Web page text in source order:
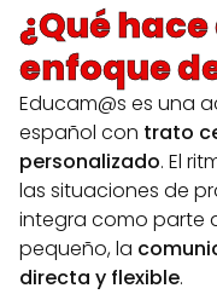
¿Qué
enfoque
Educam@s es una
español con trato
personalizado. El
las situaciones de
integra como parte
pequeño, la
directa y flexible.